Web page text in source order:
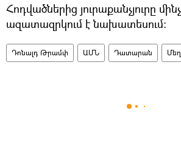
Հոդվածներից յուրաքանչյուրը
ազատազրկում է նախատեսում։
Դոնալդ Թրամփ ԱՄՆ Դատարան